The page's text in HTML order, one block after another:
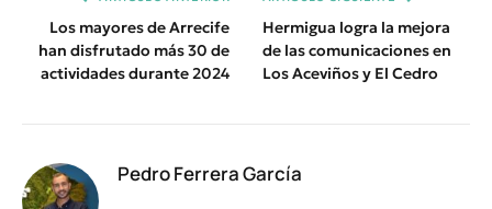
Los mayores de Arrecife
han disfrutado más 30 de
actividades durante 2024
Hermigua logra la mejora
de las comunicaciones en
Los Aceviños y El Cedro
Pedro Ferrera García